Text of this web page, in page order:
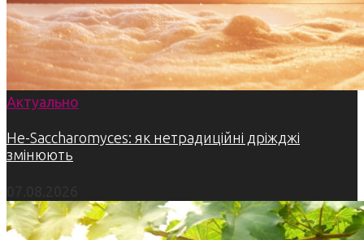
Актуально
Не-Saccharomyces: як нетрадиційні дріжджі
змінюють